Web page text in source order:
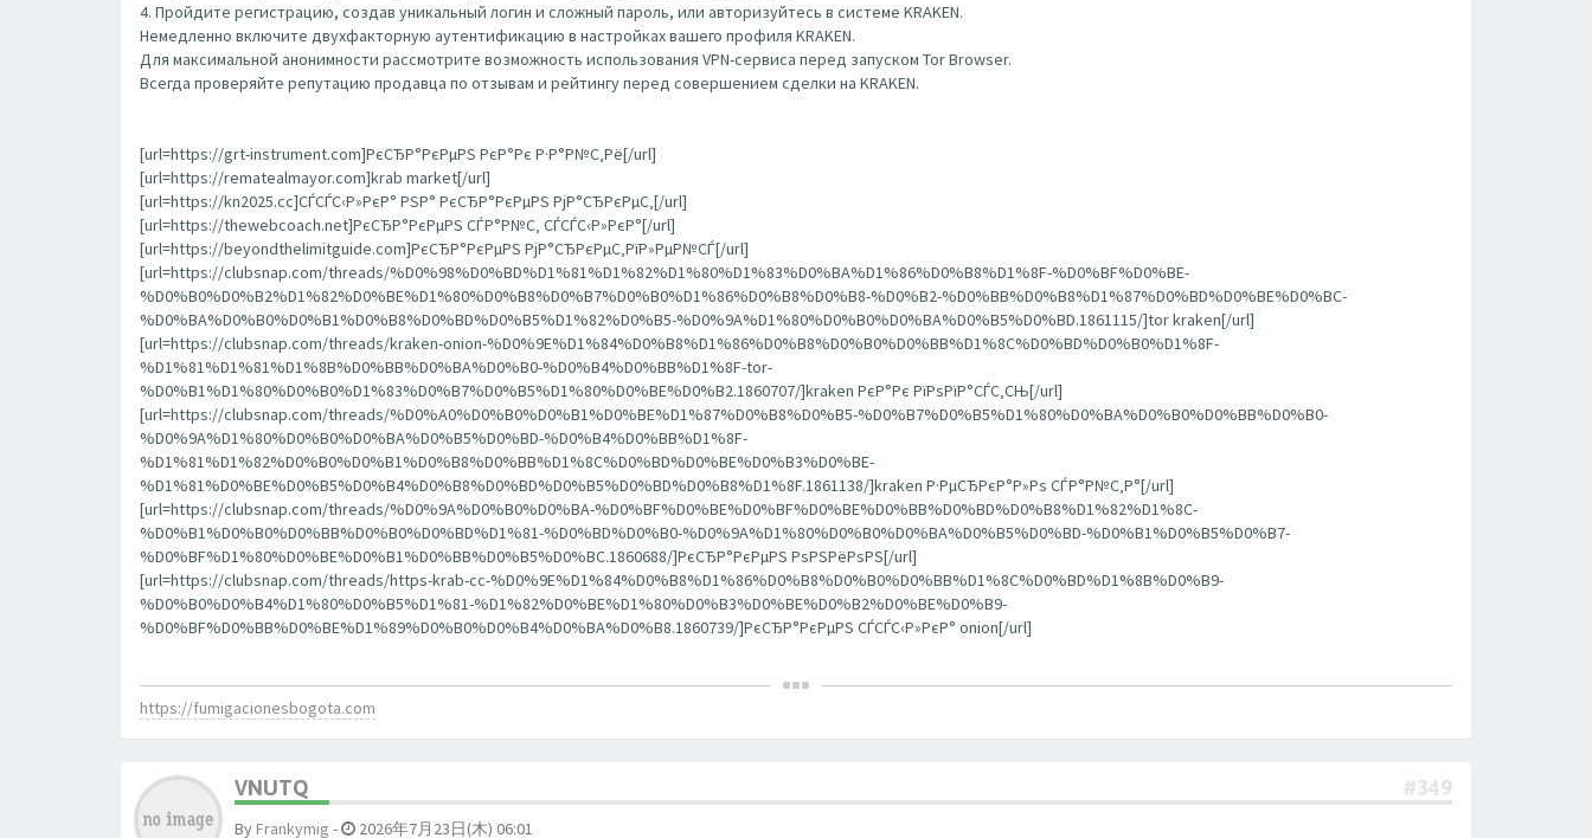
4. Пройдите регистрацию, создав уникальный логин и сложный пароль, или авторизуйтесь в системе KRAKEN.
Немедленно включите двухфакторную аутентификацию в настройках вашего профиля KRAKEN.
Для максимальной анонимности рассмотрите возможность использования VPN-сервиса перед запуском Tor Browser.
Всегда проверяйте репутацию продавца по отзывам и рейтингу перед совершением сделки на KRAKEN.
[url=https://grt-instrument.com]РєСЂР°РєРµРЅ РєР°Рє Р·Р°Р№С‚Рё[/url]
[url=https://rematealmayor.com]krab market[/url]
[url=https://kn2025.cc]СЃСЃС‹Р»РєР° РЅР° РєСЂР°РєРµРЅ РјР°СЂРєРµС‚[/url]
[url=https://thewebcoach.net]РєСЂР°РєРµРЅ СЃР°Р№С‚ СЃСЃС‹Р»РєР°[/url]
[url=https://beyondthelimitguide.com]РєСЂР°РєРµРЅ РјР°СЂРєРµС‚РїР»РµР№СЃ[/url]
[url=https://clubsnap.com/threads/%D0%98%D0%BD%D1%81%D1%82%D1%80%D1%83%D0%BA%D1%86%D0%B8%D1%8F-%D0%BF%D0%BE-
%D0%B0%D0%B2%D1%82%D0%BE%D1%80%D0%B8%D0%B7%D0%B0%D1%86%D0%B8%D0%B8-%D0%B2-%D0%BB%D0%B8%D1%87%D0%BD%D0%BE%D0%BC-
%D0%BA%D0%B0%D0%B1%D0%B8%D0%BD%D0%B5%D1%82%D0%B5-%D0%9A%D1%80%D0%B0%D0%BA%D0%B5%D0%BD.1861115/]tor kraken[/url]
[url=https://clubsnap.com/threads/kraken-onion-%D0%9E%D1%84%D0%B8%D1%86%D0%B8%D0%B0%D0%BB%D1%8C%D0%BD%D0%B0%D1%8F-
%D1%81%D1%81%D1%8B%D0%BB%D0%BA%D0%B0-%D0%B4%D0%BB%D1%8F-tor-
%D0%B1%D1%80%D0%B0%D1%83%D0%B7%D0%B5%D1%80%D0%BE%D0%B2.1860707/]kraken РєР°Рє РїРѕРїР°СЃС‚СЊ[/url]
[url=https://clubsnap.com/threads/%D0%A0%D0%B0%D0%B1%D0%BE%D1%87%D0%B8%D0%B5-%D0%B7%D0%B5%D1%80%D0%BA%D0%B0%D0%BB%D0%B0-
%D0%9A%D1%80%D0%B0%D0%BA%D0%B5%D0%BD-%D0%B4%D0%BB%D1%8F-
%D1%81%D1%82%D0%B0%D0%B1%D0%B8%D0%BB%D1%8C%D0%BD%D0%BE%D0%B3%D0%BE-
%D1%81%D0%BE%D0%B5%D0%B4%D0%B8%D0%BD%D0%B5%D0%BD%D0%B8%D1%8F.1861138/]kraken Р·РµСЂРєР°Р»Рѕ СЃР°Р№С‚Р°[/url]
[url=https://clubsnap.com/threads/%D0%9A%D0%B0%D0%BA-%D0%BF%D0%BE%D0%BF%D0%BE%D0%BB%D0%BD%D0%B8%D1%82%D1%8C-
%D0%B1%D0%B0%D0%BB%D0%B0%D0%BD%D1%81-%D0%BD%D0%B0-%D0%9A%D1%80%D0%B0%D0%BA%D0%B5%D0%BD-%D0%B1%D0%B5%D0%B7-
%D0%BF%D1%80%D0%BE%D0%B1%D0%BB%D0%B5%D0%BC.1860688/]РєСЂР°РєРµРЅ РѕРЅРёРѕРЅ[/url]
[url=https://clubsnap.com/threads/https-krab-cc-%D0%9E%D1%84%D0%B8%D1%86%D0%B8%D0%B0%D0%BB%D1%8C%D0%BD%D1%8B%D0%B9-
%D0%B0%D0%B4%D1%80%D0%B5%D1%81-%D1%82%D0%BE%D1%80%D0%B3%D0%BE%D0%B2%D0%BE%D0%B9-
%D0%BF%D0%BB%D0%BE%D1%89%D0%B0%D0%B4%D0%BA%D0%B8.1860739/]РєСЂР°РєРµРЅ СЃСЃС‹Р»РєР° onion[/url]
https://fumigacionesbogota.com
VNUTQ #349
By Frankymig - 2026年7月23日(木) 06:01